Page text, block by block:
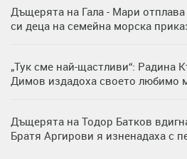
Дъщерята на Гала - Мари
си деца на семейна морска
„Тук сме най-щастливи“: Радина
Димов издадоха своето любимо
Дъщерята на Тодор Батков
Братя Аргирови я изненадаха с